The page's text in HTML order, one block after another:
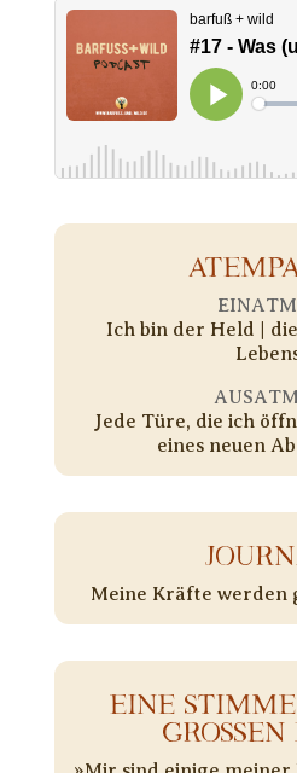
Ich bin der Held |
Jede Türe, die ich
eines neuen
Meine Kräfte werden
EINE
GROSSEN